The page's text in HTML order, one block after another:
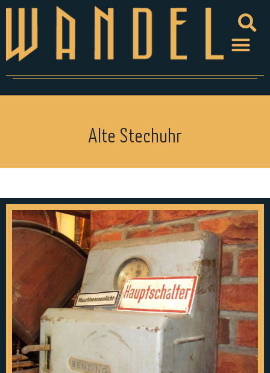
Alte Stechuhr